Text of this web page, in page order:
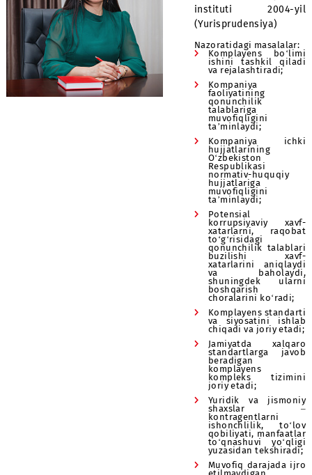
Ma’lumoti:
Toshkent davlat
instituti
(Yurisprudensiya)
Nazoratidagi
Komplayens
ishini tashkil
va
Kompaniya
faoliyatining
qonunchilik
talablariga
muvofiqligini
ta’minlaydi;
Kompaniya
hujjatlarining
O‘zbekiston
Respublikasi
normativ-
hujjatlariga
muvofiqligini
ta’minlaydi;
Potensial
korrupsiyaviy
xatarlarni,
to‘g‘risidagi
qonunchilik
buzilishi
xatarlarini
va
shuningdek
boshqarish
choralarini
Komplayens
va siyosatini
chiqadi va joriy
Jamiyatda
standartlarga
beradigan
komplayens
kompleks
joriy etadi;